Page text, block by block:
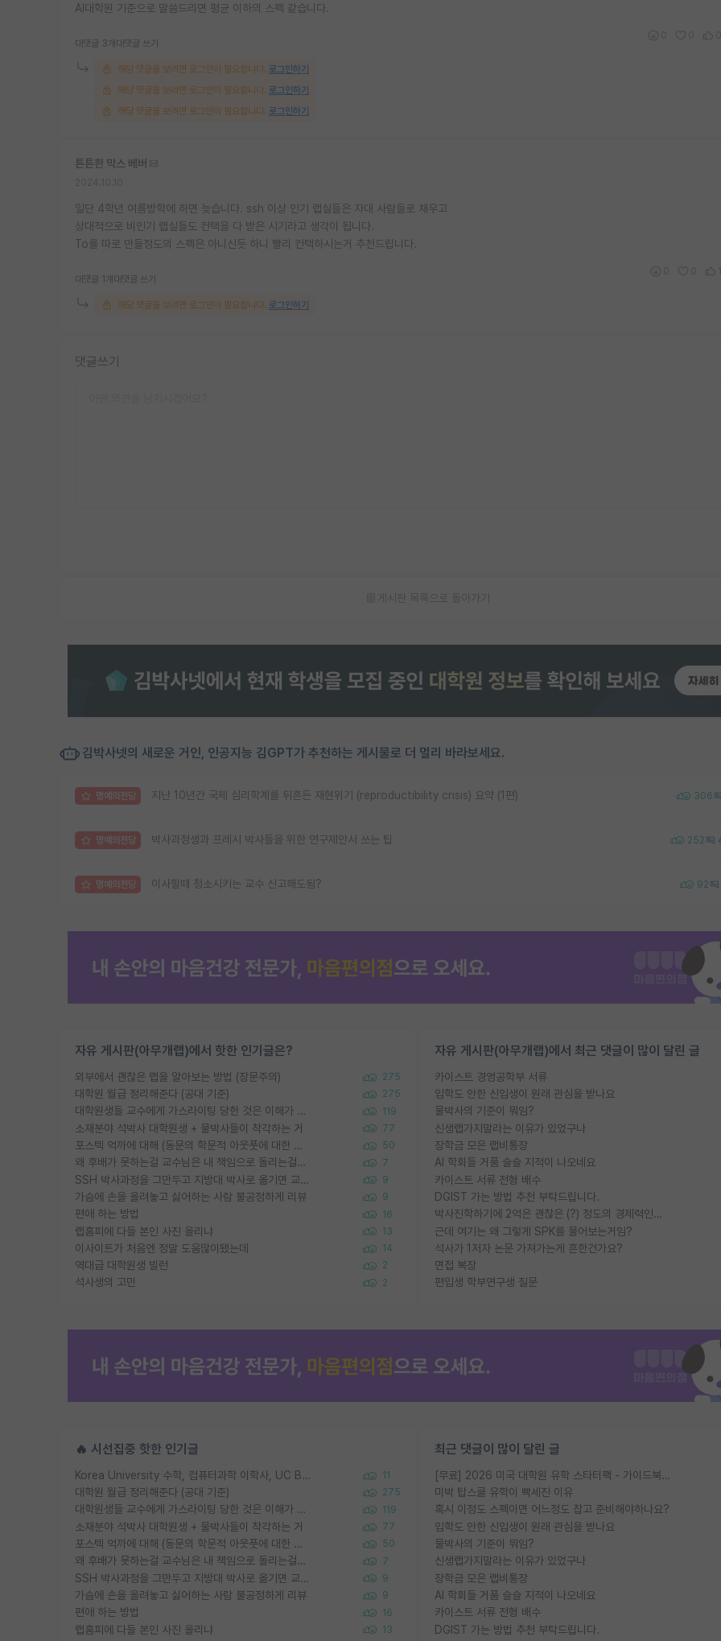
AI대학원 기준으로 말씀드리면 평균 이하의 스펙 같습니다.
대댓글 3개 대댓글 쓰기
해당 댓글을 보려면 로그인이 필요합니다. 로그인하기
해당 댓글을 보려면 로그인이 필요합니다. 로그인하기
해당 댓글을 보려면 로그인이 필요합니다. 로그인하기
튼튼한 막스 베버
일단 4학년 여름방학에 하면 늦습니다. ssh 이상 인기 랩실들은 자대 사람들로 채우고
상대적으로 비인기 랩실들도 컨택을 다 받은 시기라고 생각이 됩니다.
To를 따로 만들정도의 스펙은 아니신듯 하니 빨리 컨택하시는거 추천드립니다.
대댓글 1개 대댓글 쓰기
해당 댓글을 보려면 로그인이 필요합니다. 로그인하기
댓글쓰기
게시판 목록으로 돌아가기
김박사넷의 새로운 거인, 인공지능 김GPT가 추천하는 게시물로 더 멀리 바라보세요.
명예의전당 지난 10년간 국제 심리학계를 뒤흔든 재현위기 (reproductibility crisis) 요약 (1편) 306
명예의전당 박사과정생과 프레시 박사들을 위한 연구제안서 쓰는 팁 252
명예의전당 이사할때 청소시키는 교수 신고해도됨? 92
자유 게시판(아무개랩)에서 핫한 인기글은?
외부에서 괜찮은 랩을 알아보는 방법 (장문주의) 275
대학원 월급 정리해준다 (공대 기준) 275
대학원생들 교수에게 가스라이팅 당한 것은 이해가 갑니다. 안타깝네요. 119
소재분야 석박사 대학원생 + 물박사들이 착각하는 거 77
포스텍 억까에 대해 (동문의 학문적 아웃풋에 대한 반박) 50
왜 후배가 못하는걸 교수님은 내 책임으로 돌리는걸까요? 7
SSH 박사과정을 그만두고 지방대 박사로 옮기면 교수의 꿈은 끝일까요? 9
가슴에 손을 올려놓고 싫어하는 사람 불공정하게 리뷰 9
편애 하는 방법 16
랩홈피에 다들 본인 사진 올리냐 13
이사이트가 처음엔 정말 도움많이됐는데 14
역대급 대학원생 빌런 2
석사생의 고민 2
자유 게시판(아무개랩)에서 최근 댓글이 많이 달린 글
카이스트 경영공학부 서류
입학도 안한 신입생이 원래 관심을 받나요
물박사의 기준이 뭐임?
신생랩가지말라는 이유가 있었구나
장학금 모은 랩비통장
AI 학회들 거품 슬슬 지적이 나오네요
카이스트 서류 전형 배수
DGIST 가는 방법 추천 부탁드립니다.
박사진학하기에 2억은 괜찮은 (?) 정도의 경제력인가요
근데 여기는 왜 그렇게 SPK를 물어보는거임?
석사가 1저자 논문 가져가는게 흔한건가요?
면접 복장
편입생 학부연구생 질문
🔥 시선집중 핫한 인기글
Korea University 수학, 컴퓨터과학 이학사, UC Berkeley 산업공학 대학원 공학박사가 되는 것은 쉽지 않겠죠? 11
대학원 월급 정리해준다 (공대 기준) 275
대학원생들 교수에게 가스라이팅 당한 것은 이해가 갑니다. 안타깝네요. 119
소재분야 석박사 대학원생 + 물박사들이 착각하는 거 77
포스텍 억까에 대해 (동문의 학문적 아웃풋에 대한 반박) 50
왜 후배가 못하는걸 교수님은 내 책임으로 돌리는걸까요? 7
SSH 박사과정을 그만두고 지방대 박사로 옮기면 교수의 꿈은 끝일까요? 9
가슴에 손을 올려놓고 싫어하는 사람 불공정하게 리뷰 9
편애 하는 방법 16
랩홈피에 다들 본인 사진 올리냐 13
최근 댓글이 많이 달린 글
[무료] 2026 미국 대학원 유학 스타터팩 - 가이드북 & 합격자 컨택메일 템플릿
미박 탑스쿨 유학이 빡세진 이유
혹시 이정도 스펙이면 어느정도 잡고 준비해야하나요?
입학도 안한 신입생이 원래 관심을 받나요
물박사의 기준이 뭐임?
신생랩가지말라는 이유가 있었구나
장학금 모은 랩비통장
AI 학회들 거품 슬슬 지적이 나오네요
카이스트 서류 전형 배수
DGIST 가는 방법 추천 부탁드립니다.